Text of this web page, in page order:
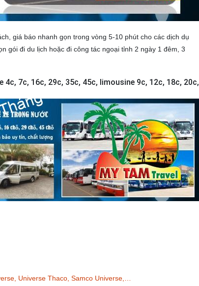
giá báo nhanh gọn trong vòng 5-10 phút cho các dịch dụ
gói đi du lịch hoặc đi công tác ngoại tỉnh 2 ngày 1 đêm, 3
4c, 7c, 16c, 29c, 35c, 45c, limousine 9c, 12c, 18c, 20c,
Universe Thaco, Samco Universe,…